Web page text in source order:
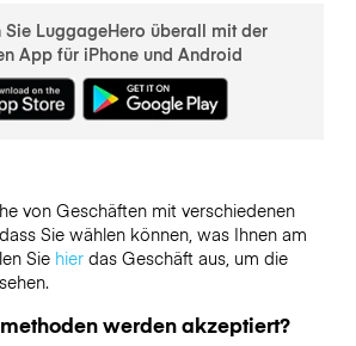
Sie LuggageHero überall mit der
App für iPhone und Android
von Geschäften mit verschiedenen
Sie wählen können, was Ihnen am
Sie hierdas Geschäft aus, um die
werden akzeptiert?